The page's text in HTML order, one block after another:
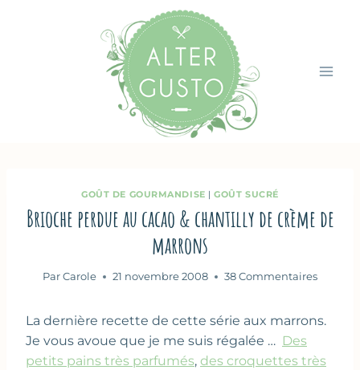
GOÛT DE GOURMANDISE |GOÛT SUCRÉ
Brioche perdue au cacao & chantilly de crème de
marrons
Par Carole 21 novembre 2008 38 Commentaires
La dernière recette de cette série aux marrons.
Je vous avoue que je me suis régalée … Des
petits pains très parfumés, des croquettes très